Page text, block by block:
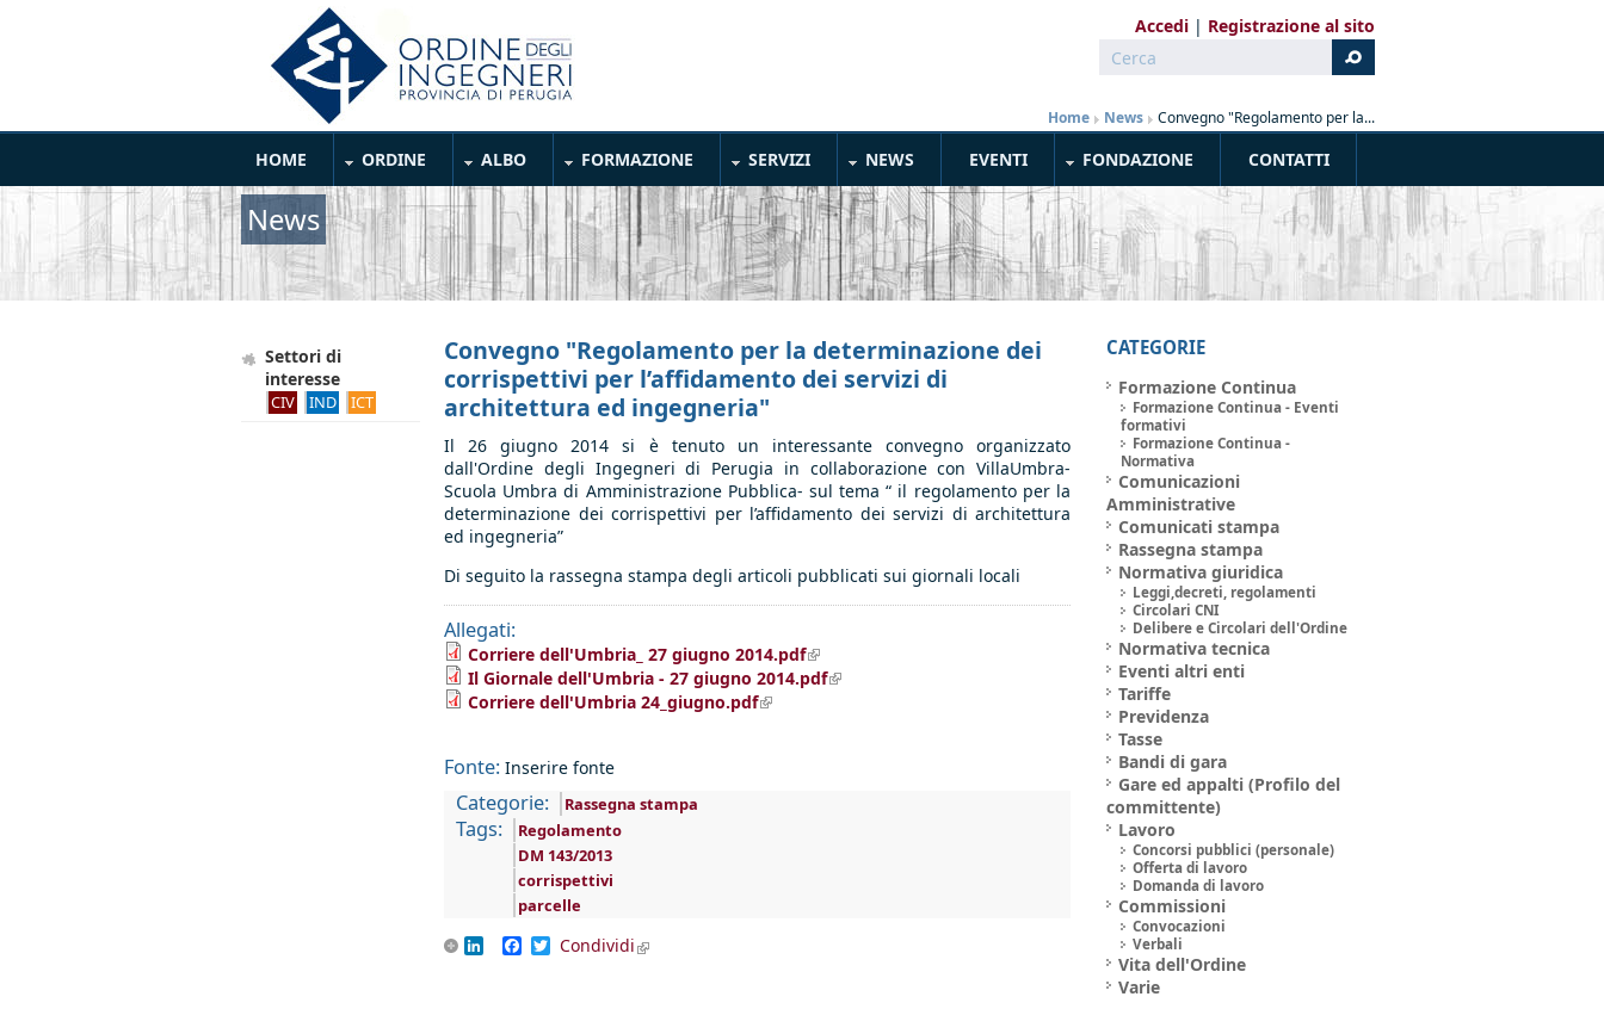
Accedi Registrazione al sito
Form di ricerca
Cerca
Home » News » Convegno "Regolamento per la...
Main Menu
HOME ORDINE ALBO FORMAZIONE SERVIZI NEWS EVENTI FONDAZIONE CONTATTI
News
Settori di
interesse
CIV IND ICT
Convegno "Regolamento per la determinazione dei
corrispettivi per l’affidamento dei servizi di
architettura ed ingegneria"
Il 26 giugno 2014 si è tenuto un interessante convegno organizzato
dall'Ordine degli Ingegneri di Perugia in collaborazione con VillaUmbra-
Scuola Umbra di Amministrazione Pubblica- sul tema “ il regolamento per la
determinazione dei corrispettivi per l’affidamento dei servizi di architettura
ed ingegneria”
Di seguito la rassegna stampa degli articoli pubblicati sui giornali locali
Allegati:
Corriere dell'Umbria_ 27 giugno 2014.pdf(link is external)
Il Giornale dell'Umbria - 27 giugno 2014.pdf(link is external)
Corriere dell'Umbria 24_giugno.pdf(link is external)
Fonte: Inserire fonte
Categorie: Rassegna stampa
Tags:
Regolamento
DM 143/2013
corrispettivi
parcelle
LinkedInFacebook
Twitter
Condividi(link is external)
CATEGORIE
Formazione Continua
Formazione Continua - Eventi
formativi
Formazione Continua -
Normativa
Comunicazioni
Amministrative
Comunicati stampa
Rassegna stampa
Normativa giuridica
Leggi,decreti, regolamenti
Circolari CNI
Delibere e Circolari dell'Ordine
Normativa tecnica
Eventi altri enti
Tariffe
Previdenza
Tasse
Bandi di gara
Gare ed appalti (Profilo del
committente)
Lavoro
Concorsi pubblici (personale)
Offerta di lavoro
Domanda di lavoro
Commissioni
Convocazioni
Verbali
Vita dell'Ordine
Varie